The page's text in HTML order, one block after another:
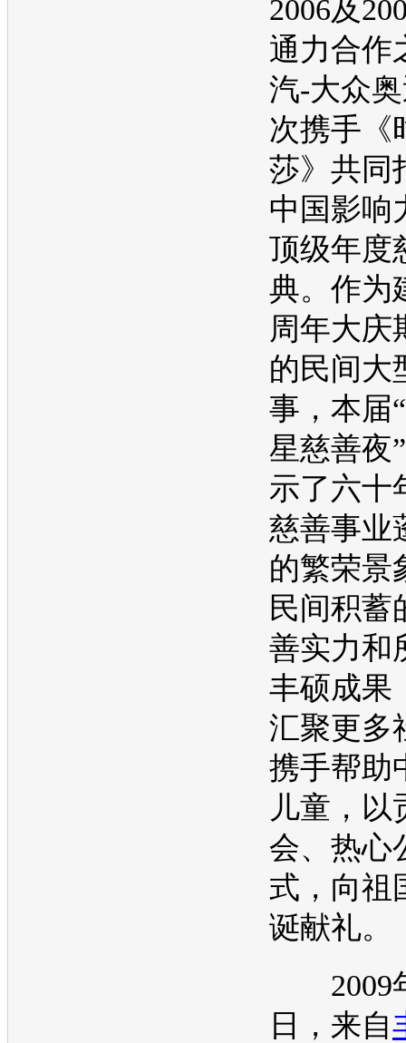
2006及
通力合作
汽-大众
次携手《
莎》共同
中国影响
顶级年度
典。作为
周年大庆
的民间大
事，本届
星慈善夜
示了六十
慈善事业
的繁荣景
民间积蓄
善实力和
丰硕成果
汇聚更多
携手帮助
儿童，以
会、热心
式，向祖
诞献礼。
2009
日，来自